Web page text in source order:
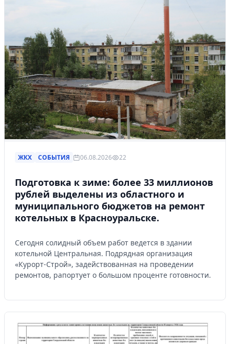
ЖКХ СОБЫТИЯ 06.08.2026 22
Подготовка к зиме: более 33 миллионов
рублей выделены из областного и
муниципального бюджетов на ремонт
котельных в Красноуральске.
Сегодня солидный объем работ ведется в здании
котельной Центральная. Подрядная организация
«Курорт-Строй», задействованная на проведении
ремонтов, рапортует о большом проценте готовности.